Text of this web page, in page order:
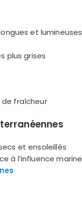
et lumineuses
plus grises
de fraîcheur
et ensoleillés
à l’influence marine